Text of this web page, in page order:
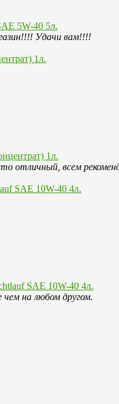
5W-40 5л.
Удачи вам!!!!
1л.
отличный, всем
SAE 10W-40 4л.
на любом другом.